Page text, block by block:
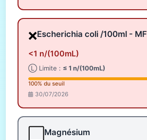
❌Escherichia coli /100ml - MF
<1 n/(100mL)
Ⓛ Limite : ≤ 1 n/(100mL)
100% du seuil
30/07/2026
Magnésium